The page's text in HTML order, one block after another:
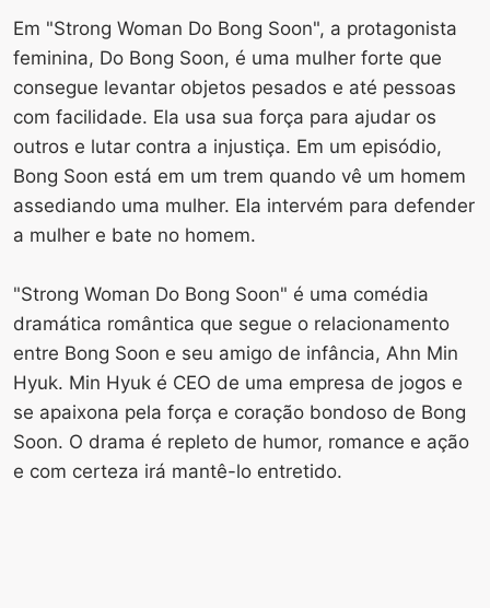
Em "Strong Woman Do Bong Soon", a protagonista
feminina, Do Bong Soon, é uma mulher forte que
consegue levantar objetos pesados ​​e até pessoas
com facilidade. Ela usa sua força para ajudar os
outros e lutar contra a injustiça. Em um episódio,
Bong Soon está em um trem quando vê um homem
assediando uma mulher. Ela intervém para defender
a mulher e bate no homem.
"Strong Woman Do Bong Soon" é uma comédia
dramática romântica que segue o relacionamento
entre Bong Soon e seu amigo de infância, Ahn Min
Hyuk. Min Hyuk é CEO de uma empresa de jogos e
se apaixona pela força e coração bondoso de Bong
Soon. O drama é repleto de humor, romance e ação
e com certeza irá mantê-lo entretido.